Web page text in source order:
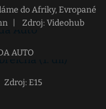
do Afriky, Evropané
Zdroj: Videohub
AUTO
Zdroj: E15